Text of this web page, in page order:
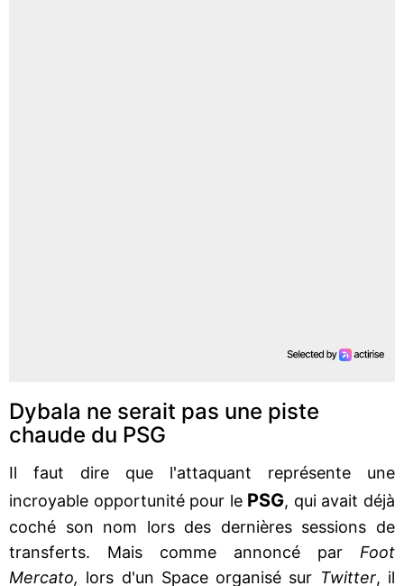
Dybala ne serait pas une piste
chaude du PSG
Il faut dire que l'attaquant représente une
incroyable opportunité pour le PSG, qui avait déjà
coché son nom lors des dernières sessions de
transferts. Mais comme annoncé par Foot
Mercato, lors d'un Space organisé sur Twitter, il